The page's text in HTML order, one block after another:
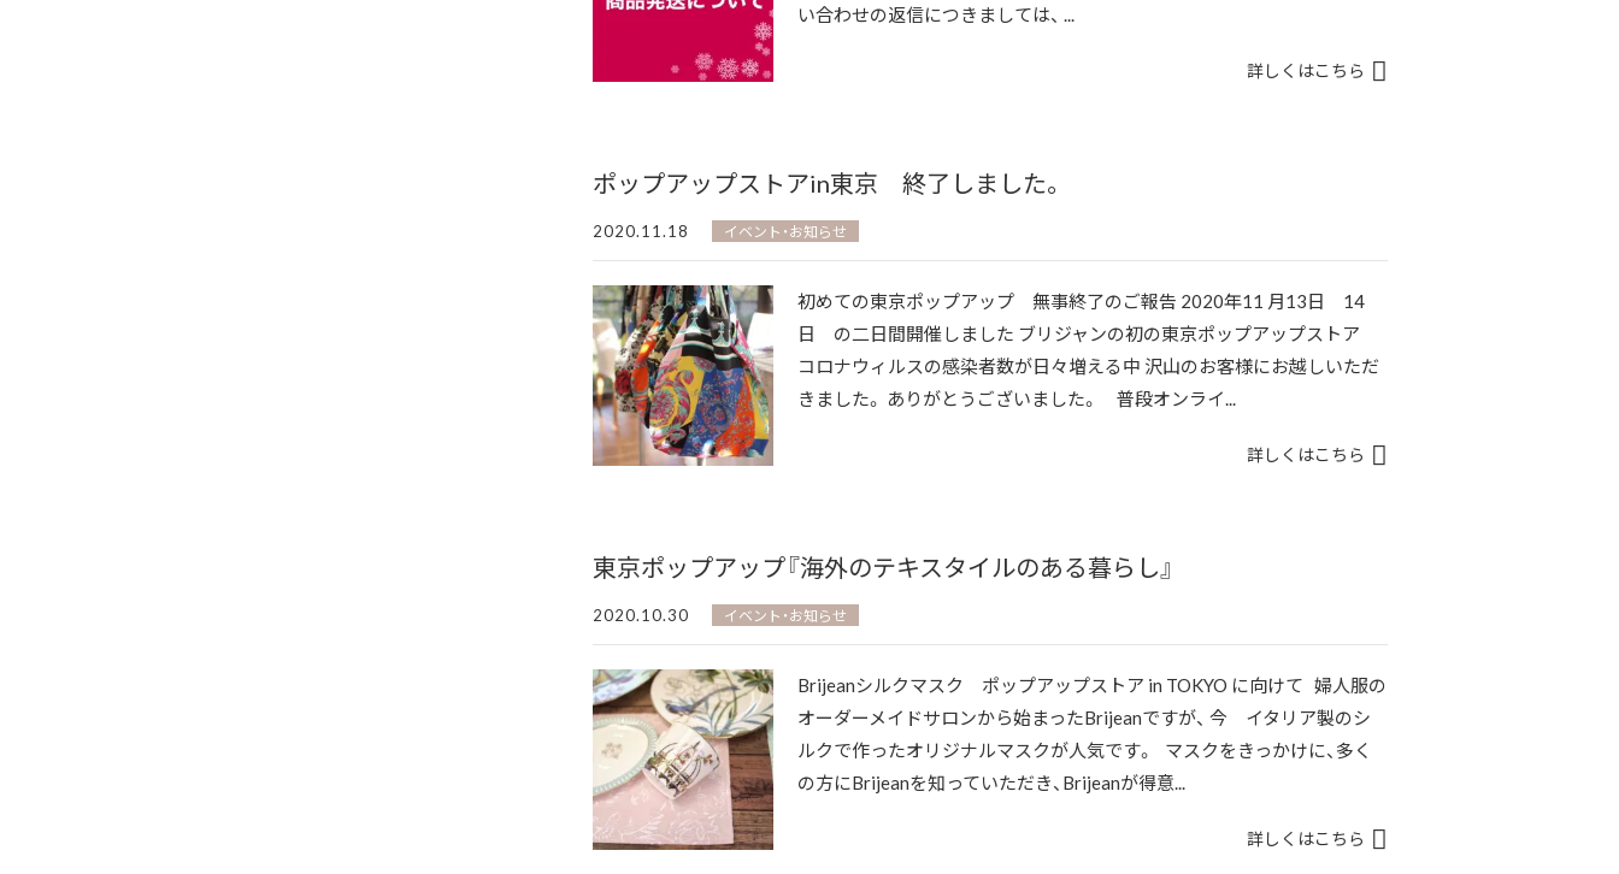
い合わせの返信につきましては、 ...
詳しくはこちら
ポップアップストアin東京 終了しました。
2020.11.18 イベント・お知らせ
初めての東京ポップアップ 無事終了のご報告 2020年11 月13日 14
日 の二日間開催しました ブリジャンの初の東京ポップアップストア
コロナウィルスの感染者数が日々増える中 沢山のお客様にお越しいただ
きました。 ありがとうございました。 普段オンライ...
詳しくはこちら
東京ポップアップ『海外のテキスタイルのある暮らし』
2020.10.30 イベント・お知らせ
Brijeanシルクマスク ポップアップストア in TOKYO に向けて 婦人服の
オーダーメイドサロンから始まったBrijeanですが、 今 イタリア製のシ
ルクで作ったオリジナルマスクが人気です。 マスクをきっかけに、多く
の方にBrijeanを知っていただき、Brijeanが得意...
詳しくはこちら